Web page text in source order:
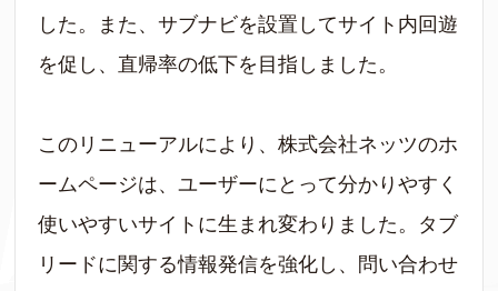
した。また、サブナビを設置してサイト内回遊
を促し、直帰率の低下を目指しました。
このリニューアルにより、株式会社ネッツのホ
ームページは、ユーザーにとって分かりやすく
使いやすいサイトに生まれ変わりました。タブ
リードに関する情報発信を強化し、問い合わせ